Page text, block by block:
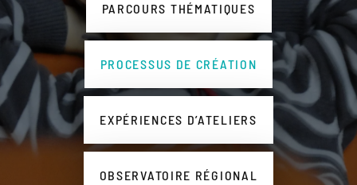
PARCOURS THÉMATIQUES
PROCESSUS DE CRÉATION
EXPÉRIENCES D’ATELIERS
OBSERVATOIRE RÉGIONAL